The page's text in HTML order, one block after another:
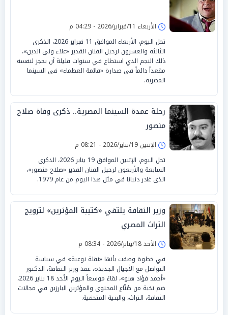
الأربعاء 11/فبراير/2026 - 04:29 م
تحل اليوم، الأربعاء الموافق 11 فبراير 2026، الذكرى
الثالثة والعشرون لرحيل الفنان القدير «علاء ولي الدين»،
ذلك النجم الذي استطاع في سنوات قليلة أن يحجز لنفسه
مقعداً دائماً في صدارة «قائمة العظماء» في السينما
المصرية.
رحلة عمدة السينما المصرية.. ذكرى وفاة صلاح
منصور
الإثنين 19/يناير/2026 - 08:21 م
تحل اليوم، الإثنين الموافق 19 يناير 2026، الذكرى
السابعة والأربعون لرحيل الفنان القدير «صلاح منصور»،
الذي غادر دنيانا في مثل هذا اليوم من عام 1979.
وزير الثقافة يلتقي «كتيبة المؤثرين» لترويج
التراث المصري
الأحد 18/يناير/2026 - 08:34 م
في خطوة وصفت بأنها «نقلة نوعية» في سياسة
التواصل مع الأجيال الجديدة، عقد وزير الثقافة، الدكتور
«أحمد فؤاد هنو»، لقاءً موسعاً اليوم الأحد 18 يناير 2026،
ضم نخبة من صُنّاع المحتوى والمؤثرين البارزين في مجالات
الثقافة، التراث، والبنية المتحفية.